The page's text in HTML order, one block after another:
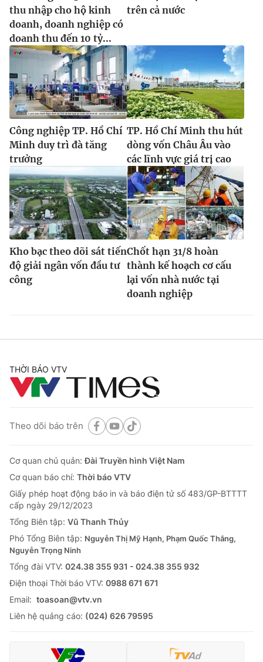
thu nhập cho hộ kinh
doanh, doanh nghiệp có
doanh thu đến 10 tỷ...
trên cả nước
Công nghiệp TP. Hồ Chí
Minh duy trì đà tăng
trưởng
TP. Hồ Chí Minh thu hút
dòng vốn Châu Âu vào
các lĩnh vực giá trị cao
Kho bạc theo dõi sát tiến
độ giải ngân vốn đầu tư
công
Chốt hạn 31/8 hoàn
thành kế hoạch cơ cấu
lại vốn nhà nước tại
doanh nghiệp
THỜI BÁO VTV
Theo dõi báo trên
Cơ quan chủ quản:Đài Truyền hình Việt Nam
Cơ quan báo chí: Thời báo VTV
Giấy phép hoạt động báo in và báo điện tử số 483/GP-BTTTT
cấp ngày 29/12/2023
Tổng Biên tập: Vũ Thanh Thủy
Phó Tổng Biên tập: Nguyễn Thị Mỹ Hạnh, Phạm Quốc Thắng,
Nguyễn Trọng Ninh
Tổng đài VTV: 024.38 355 931 - 024.38 355 932
Ðiện thoại Thời báo VTV: 0988 671 671
Email: toasoan@vtv.vn
Liên hệ quảng cáo: (024) 626 79595